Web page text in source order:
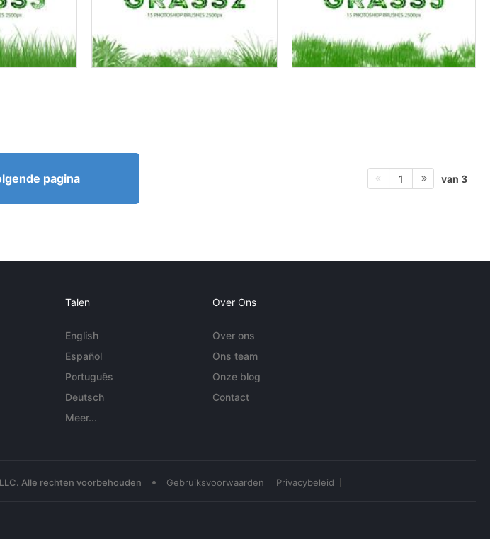
pagina 1 van 3
Talen
English
Español
Português
Deutsch
Meer...
Over Ons
Over ons
Ons team
Onze blog
Contact
Alle rechten voorbehouden • Gebruiksvoorwaarden Privacybeleid